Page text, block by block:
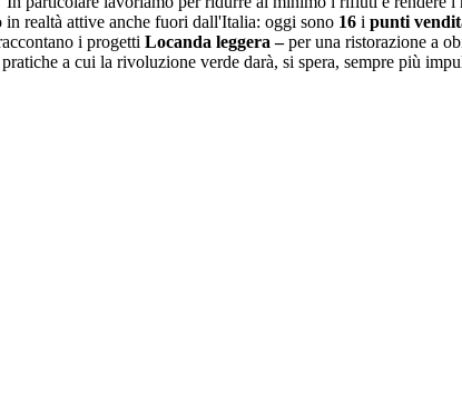
realtà attive anche fuori dall'Italia: oggi sono 16 i punti
i progetti Locanda leggera –per una ristorazione a
a cui la rivoluzione verde darà, si spera, sempre più